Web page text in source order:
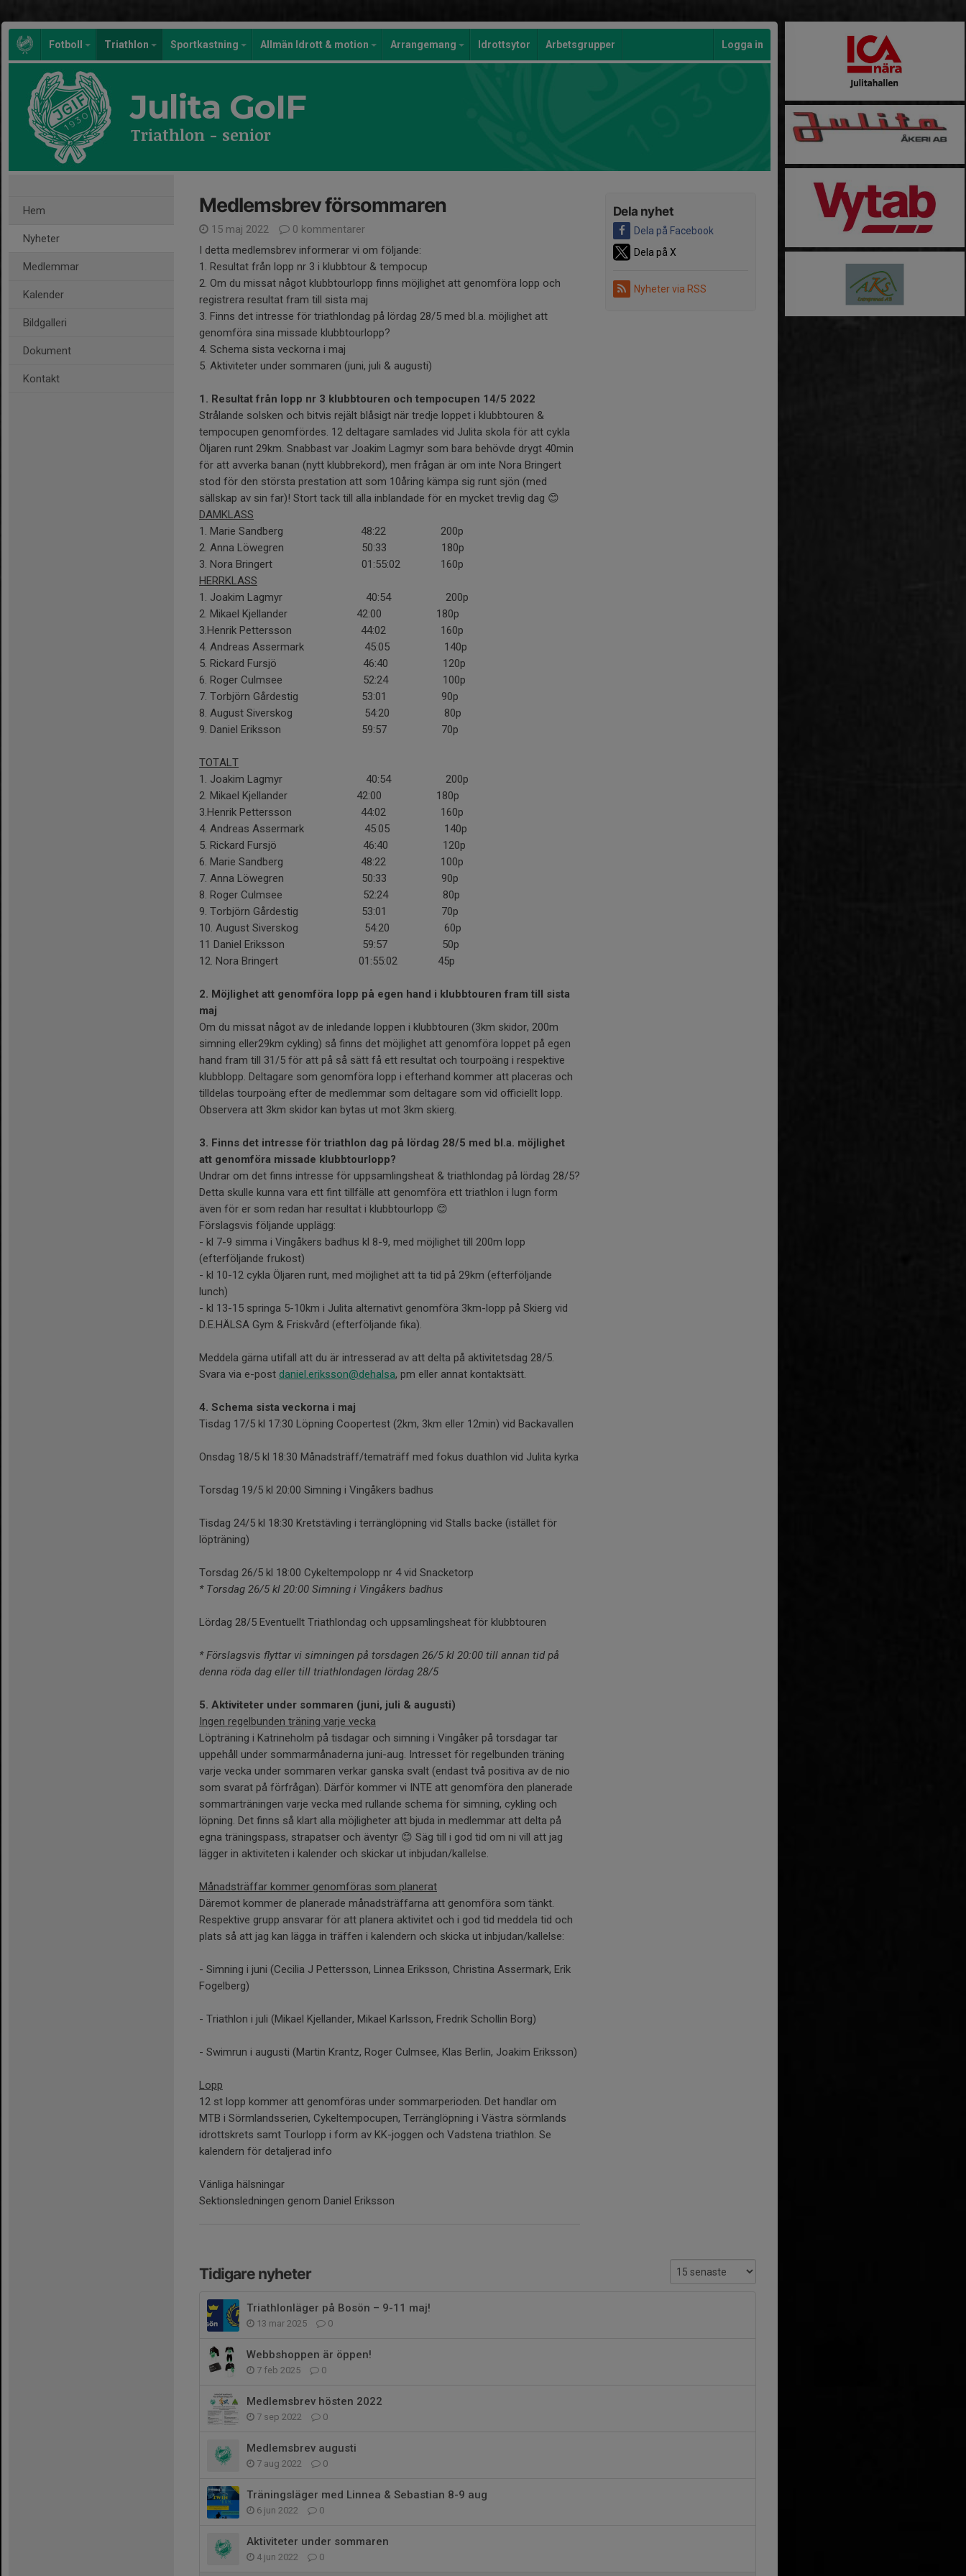
Fotboll Triathlon Sportkastning Allmän Idrott & motion Arrangemang Idrottsytor Arbetsgrupper Logga in
Julita GoIF
Triathlon - senior
Hem
Nyheter
Medlemmar
Kalender
Bildgalleri
Dokument
Kontakt
Dela nyhet
Dela på Facebook
Dela på X
Nyheter via RSS
Medlemsbrev försommaren
15 maj 2022
0 kommentarer
I detta medlemsbrev informerar vi om följande:
1. Resultat från lopp nr 3 i klubbtour & tempocup
2. Om du missat något klubbtourlopp finns möjlighet att genomföra lopp och
registrera resultat fram till sista maj
3. Finns det intresse för triathlondag på lördag 28/5 med bl.a. möjlighet att
genomföra sina missade klubbtourlopp?
4. Schema sista veckorna i maj
5. Aktiviteter under sommaren (juni, juli & augusti)
1. Resultat från lopp nr 3 klubbtouren och tempocupen 14/5 2022
Strålande solsken och bitvis rejält blåsigt när tredje loppet i klubbtouren &
tempocupen genomfördes. 12 deltagare samlades vid Julita skola för att cykla
Öljaren runt 29km. Snabbast var Joakim Lagmyr som bara behövde drygt 40min
för att avverka banan (nytt klubbrekord), men frågan är om inte Nora Bringert
stod för den största prestation att som 10åring kämpa sig runt sjön (med
sällskap av sin far)! Stort tack till alla inblandade för en mycket trevlig dag 😊
DAMKLASS
1. Marie Sandberg 48:22 200p
2. Anna Löwegren 50:33 180p
3. Nora Bringert 01:55:02 160p
HERRKLASS
1. Joakim Lagmyr 40:54 200p
2. Mikael Kjellander 42:00 180p
3.Henrik Pettersson 44:02 160p
4. Andreas Assermark 45:05 140p
5. Rickard Fursjö 46:40 120p
6. Roger Culmsee 52:24 100p
7. Torbjörn Gårdestig 53:01 90p
8. August Siverskog 54:20 80p
9. Daniel Eriksson 59:57 70p
TOTALT
1. Joakim Lagmyr 40:54 200p
2. Mikael Kjellander 42:00 180p
3.Henrik Pettersson 44:02 160p
4. Andreas Assermark 45:05 140p
5. Rickard Fursjö 46:40 120p
6. Marie Sandberg 48:22 100p
7. Anna Löwegren 50:33 90p
8. Roger Culmsee 52:24 80p
9. Torbjörn Gårdestig 53:01 70p
10. August Siverskog 54:20 60p
11 Daniel Eriksson 59:57 50p
12. Nora Bringert 01:55:02 45p
2. Möjlighet att genomföra lopp på egen hand i klubbtouren fram till sista
maj
Om du missat något av de inledande loppen i klubbtouren (3km skidor, 200m
simning eller29km cykling) så finns det möjlighet att genomföra loppet på egen
hand fram till 31/5 för att på så sätt få ett resultat och tourpoäng i respektive
klubblopp. Deltagare som genomföra lopp i efterhand kommer att placeras och
tilldelas tourpoäng efter de medlemmar som deltagare som vid officiellt lopp.
Observera att 3km skidor kan bytas ut mot 3km skierg.
3. Finns det intresse för triathlon dag på lördag 28/5 med bl.a. möjlighet
att genomföra missade klubbtourlopp?
Undrar om det finns intresse för uppsamlingsheat & triathlondag på lördag 28/5?
Detta skulle kunna vara ett fint tillfälle att genomföra ett triathlon i lugn form
även för er som redan har resultat i klubbtourlopp 😊
Förslagsvis följande upplägg:
- kl 7-9 simma i Vingåkers badhus kl 8-9, med möjlighet till 200m lopp
(efterföljande frukost)
- kl 10-12 cykla Öljaren runt, med möjlighet att ta tid på 29km (efterföljande
lunch)
- kl 13-15 springa 5-10km i Julita alternativt genomföra 3km-lopp på Skierg vid
D.E.HÄLSA Gym & Friskvård (efterföljande fika).
Meddela gärna utifall att du är intresserad av att delta på aktivitetsdag 28/5.
Svara via e-post daniel.eriksson@dehalsa, pm eller annat kontaktsätt.
4. Schema sista veckorna i maj
Tisdag 17/5 kl 17:30 Löpning Coopertest (2km, 3km eller 12min) vid Backavallen
Onsdag 18/5 kl 18:30 Månadsträff/tematräff med fokus duathlon vid Julita kyrka
Torsdag 19/5 kl 20:00 Simning i Vingåkers badhus
Tisdag 24/5 kl 18:30 Kretstävling i terränglöpning vid Stalls backe (istället för
löpträning)
Torsdag 26/5 kl 18:00 Cykeltempolopp nr 4 vid Snacketorp
* Torsdag 26/5 kl 20:00 Simning i Vingåkers badhus
Lördag 28/5 Eventuellt Triathlondag och uppsamlingsheat för klubbtouren
* Förslagsvis flyttar vi simningen på torsdagen 26/5 kl 20:00 till annan tid på
denna röda dag eller till triathlondagen lördag 28/5
5. Aktiviteter under sommaren (juni, juli & augusti)
Ingen regelbunden träning varje vecka
Löpträning i Katrineholm på tisdagar och simning i Vingåker på torsdagar tar
uppehåll under sommarmånaderna juni-aug. Intresset för regelbunden träning
varje vecka under sommaren verkar ganska svalt (endast två positiva av de nio
som svarat på förfrågan). Därför kommer vi INTE att genomföra den planerade
sommarträningen varje vecka med rullande schema för simning, cykling och
löpning. Det finns så klart alla möjligheter att bjuda in medlemmar att delta på
egna träningspass, strapatser och äventyr 😊 Säg till i god tid om ni vill att jag
lägger in aktiviteten i kalender och skickar ut inbjudan/kallelse.
Månadsträffar kommer genomföras som planerat
Däremot kommer de planerade månadsträffarna att genomföra som tänkt.
Respektive grupp ansvarar för att planera aktivitet och i god tid meddela tid och
plats så att jag kan lägga in träffen i kalendern och skicka ut inbjudan/kallelse:
- Simning i juni (Cecilia J Pettersson, Linnea Eriksson, Christina Assermark, Erik
Fogelberg)
- Triathlon i juli (Mikael Kjellander, Mikael Karlsson, Fredrik Schollin Borg)
- Swimrun i augusti (Martin Krantz, Roger Culmsee, Klas Berlin, Joakim Eriksson)
Lopp
12 st lopp kommer att genomföras under sommarperioden. Det handlar om
MTB i Sörmlandsserien, Cykeltempocupen, Terränglöpning i Västra sörmlands
idrottskrets samt Tourlopp i form av KK-joggen och Vadstena triathlon. Se
kalendern för detaljerad info
Vänliga hälsningar
Sektionsledningen genom Daniel Eriksson
Tidigare nyheter
Triathlonläger på Bosön – 9-11 maj!
13 mar 2025 0
Webbshoppen är öppen!
7 feb 2025 0
Medlemsbrev hösten 2022
7 sep 2022 0
Medlemsbrev augusti
7 aug 2022 0
Träningsläger med Linnea & Sebastian 8-9 aug
6 jun 2022 0
Aktiviteter under sommaren
4 jun 2022 0